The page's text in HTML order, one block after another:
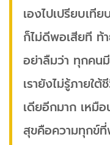
เองไปเปรียบเทีย
ก็ไม่ดีพอเสียที ท้
อย่าลืมว่า ทุกคน
เรายังไม่รู้ภายใ
เดียอีกมาก เหมื
สุขคือความทุกข์